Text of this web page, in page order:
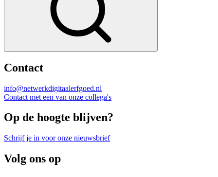
Contact
info@netwerkdigitaalerfgoed.nl
Contact met een van onze collega's
Op de hoogte blijven?
Schrijf je in voor onze nieuwsbrief
Volg ons op